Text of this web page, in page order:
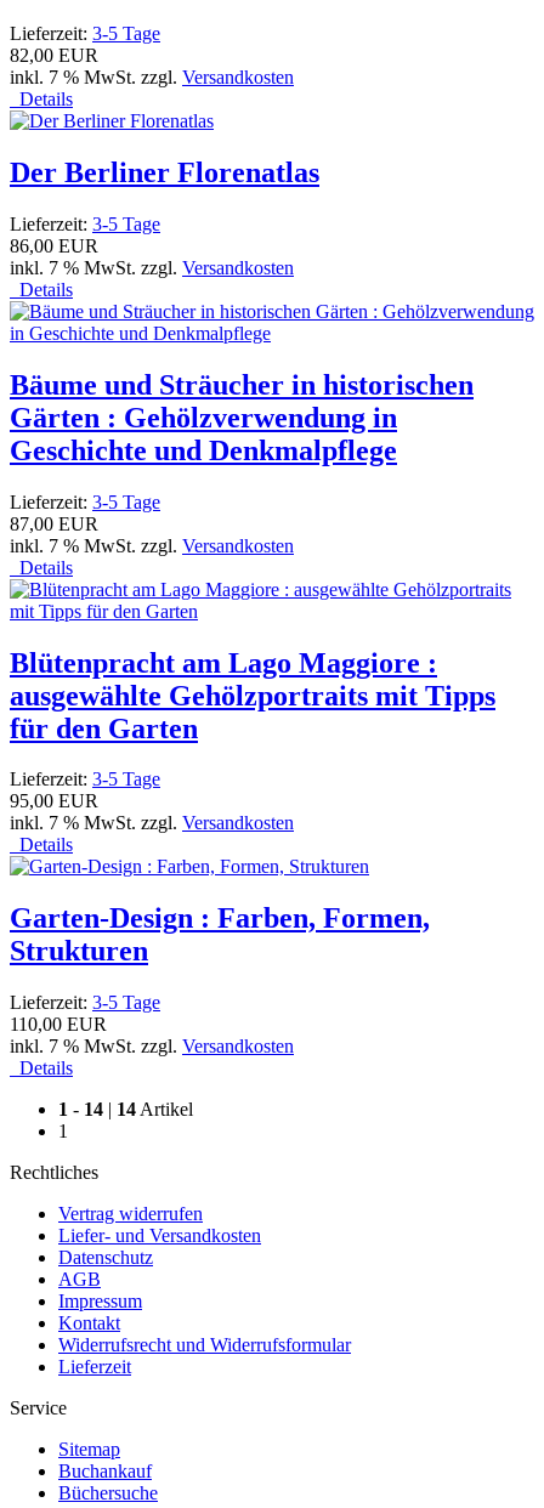
Lieferzeit: 3-5 Tage
82,00 EUR
inkl. 7 % MwSt. zzgl. Versandkosten
Details
Der Berliner Florenatlas
Lieferzeit: 3-5 Tage
86,00 EUR
inkl. 7 % MwSt. zzgl. Versandkosten
Details
Bäume und Sträucher in historischen
Gärten : Gehölzverwendung in
Geschichte und Denkmalpflege
Lieferzeit: 3-5 Tage
87,00 EUR
inkl. 7 % MwSt. zzgl. Versandkosten
Details
Blütenpracht am Lago Maggiore :
ausgewählte Gehölzportraits mit Tipps
für den Garten
Lieferzeit: 3-5 Tage
95,00 EUR
inkl. 7 % MwSt. zzgl. Versandkosten
Details
Garten-Design : Farben, Formen,
Strukturen
Lieferzeit: 3-5 Tage
110,00 EUR
inkl. 7 % MwSt. zzgl. Versandkosten
Details
1 - 14 | 14 Artikel
1
Rechtliches
Vertrag widerrufen
Liefer- und Versandkosten
Datenschutz
AGB
Impressum
Kontakt
Widerrufsrecht und Widerrufsformular
Lieferzeit
Service
Sitemap
Buchankauf
Büchersuche